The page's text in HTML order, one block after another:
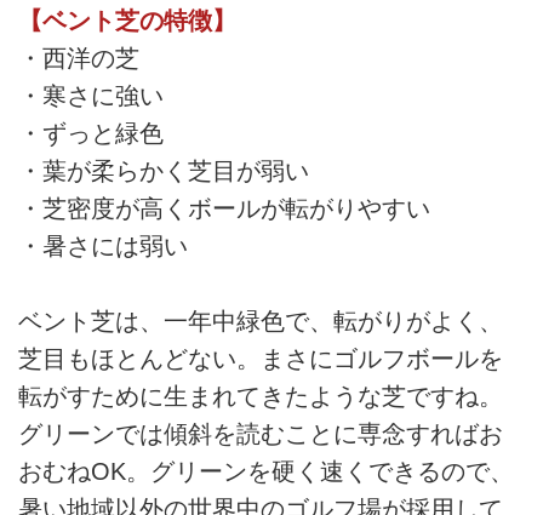
【ベント芝の特徴】
・西洋の芝
・寒さに強い
・ずっと緑色
・葉が柔らかく芝目が弱い
・芝密度が高くボールが転がりやすい
・暑さには弱い
ベント芝は、一年中緑色で、転がりがよく、
芝目もほとんどない。まさにゴルフボールを
転がすために生まれてきたような芝ですね。
グリーンでは傾斜を読むことに専念すればお
おむねOK。グリーンを硬く速くできるので、
暑い地域以外の世界中のゴルフ場が採用して